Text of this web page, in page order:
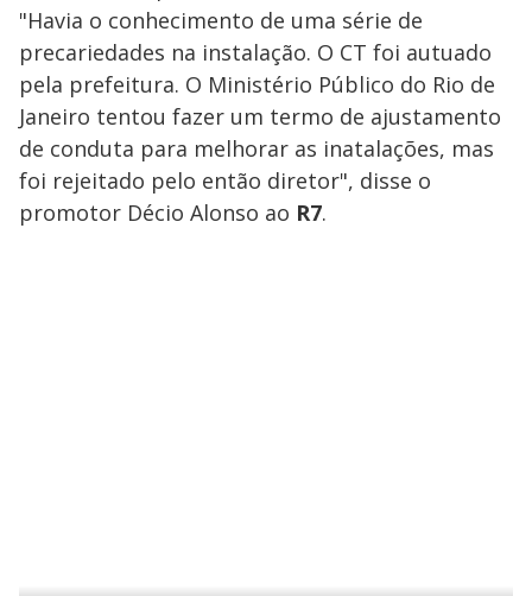
"Havia o conhecimento de uma série de
precariedades na instalação. O CT foi autuado
pela prefeitura. O Ministério Público do Rio de
Janeiro tentou fazer um termo de ajustamento
de conduta para melhorar as inatalações, mas
foi rejeitado pelo então diretor", disse o
promotor Décio Alonso ao R7.